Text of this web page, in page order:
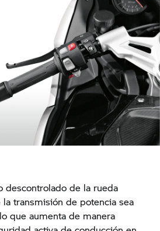
descontrolado de la rueda
transmisión de potencia sea
que aumenta de manera